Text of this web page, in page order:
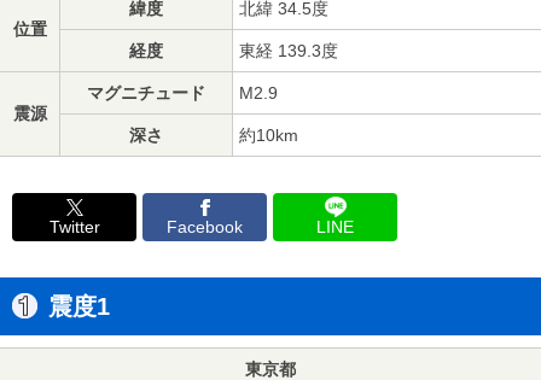
位置
緯度 北緯 34.5度
経度 東経 139.3度
震源
マグニチュード M2.9
深さ 約10km
Twitter Facebook LINE
震度1
東京都